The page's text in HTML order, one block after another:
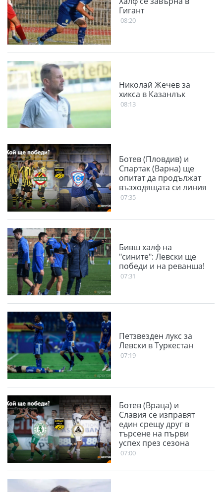
Гигант
08:20
Николай Жечев за
хикса в Казанлък
08:13
Ботев (Пловдив) и
Спартак (Варна) ще
опитат да продължат
възходящата си линия
07:35
Бивш халф на
"сините": Левски ще
победи и на реванша!
07:31
Петзвезден лукс за
Левски в Туркестан
07:19
Ботев (Враца) и
Славия се изправят
един срещу друг в
търсене на първи
успех през сезона
07:00